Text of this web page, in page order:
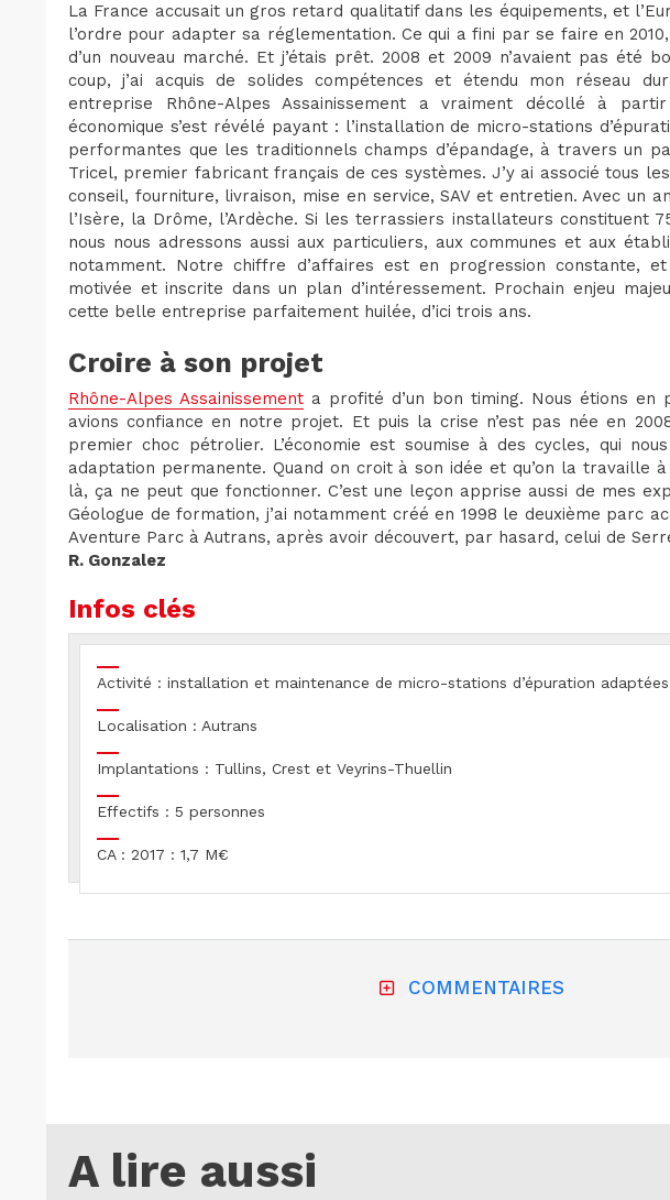
La France accusait un gros retard qualitatif dans les équipements, et
l’ordre pour adapter sa réglementation. Ce qui a fini par se faire en
d’un nouveau marché. Et j’étais prêt. 2008 et 2009 n’avaient pas été
coup, j’ai acquis de solides compétences et étendu mon réseau
entreprise Rhône-Alpes Assainissement a vraiment décollé à
économique s’est révélé payant : l’installation de micro-stations
performantes que les traditionnels champs d’épandage, à travers un
Tricel, premier fabricant français de ces systèmes. J’y ai associé tous
conseil, fourniture, livraison, mise en service, SAV et entretien. Avec un
l’Isère, la Drôme, l’Ardèche. Si les terrassiers installateurs constituent
nous nous adressons aussi aux particuliers, aux communes et aux
notamment. Notre chiffre d’affaires est en progression constante, et
motivée et inscrite dans un plan d’intéressement. Prochain enjeu
cette belle entreprise parfaitement huilée, d’ici trois ans.
Croire à son projet
Rhône-Alpes Assainissement a profité d’un bon timing. Nous étions en
avions confiance en notre projet. Et puis la crise n’est pas née en
premier choc pétrolier. L’économie est soumise à des cycles, qui
adaptation permanente. Quand on croit à son idée et qu’on la travaille
là, ça ne peut que fonctionner. C’est une leçon apprise aussi de mes
Géologue de formation, j’ai notamment créé en 1998 le deuxième parc
Aventure Parc à Autrans, après avoir découvert, par hasard, celui de
R. Gonzalez
Infos clés
Activité : installation et maintenance de micro-stations d’épuration
Localisation : Autrans
Implantations : Tullins, Crest et Veyrins-Thuellin
Effectifs : 5 personnes
CA : 2017 : 1,7 M€
COMMENTAIRES
A lire aussi